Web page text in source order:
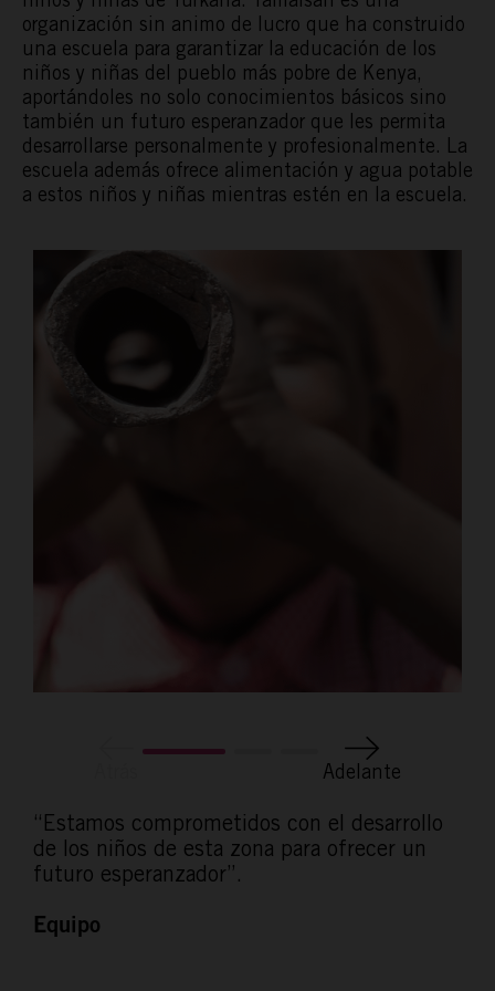
organización sin animo de lucro que ha construido
una escuela para garantizar la educación de los
niños y niñas del pueblo más pobre de Kenya,
aportándoles no solo conocimientos básicos sino
también un futuro esperanzador que les permita
desarrollarse personalmente y profesionalmente. La
escuela además ofrece alimentación y agua potable
a estos niños y niñas mientras estén en la escuela.
Adelante
“Estamos comprometidos con el desarrollo
de los niños de esta zona para ofrecer un
futuro esperanzador”.
Equipo